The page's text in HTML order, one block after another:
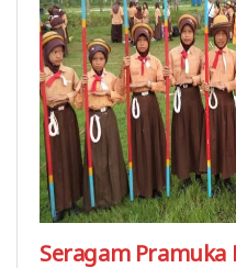
Seragam Pramuka